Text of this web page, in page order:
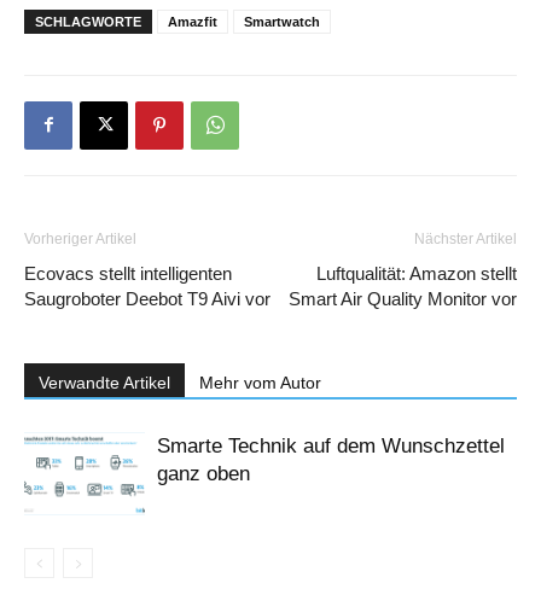
SCHLAGWORTE Amazfit Smartwatch
Vorheriger Artikel
Ecovacs stellt intelligenten
Saugroboter Deebot T9 Aivi vor
Nächster Artikel
Luftqualität: Amazon stellt
Smart Air Quality Monitor vor
Verwandte Artikel Mehr vom Autor
Smarte Technik auf dem Wunschzettel
ganz oben